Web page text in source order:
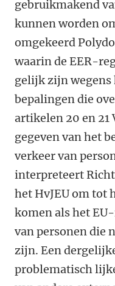
gebruikmakend
kunnen worden
omgekeerd
waarin de EER-
gelijk zijn wegens
bepalingen die
artikelen 20 en 21
gegeven van het
verkeer van
interpreteert
het HvJEU om tot
komen als het
van personen die
zijn. Een
problematisch